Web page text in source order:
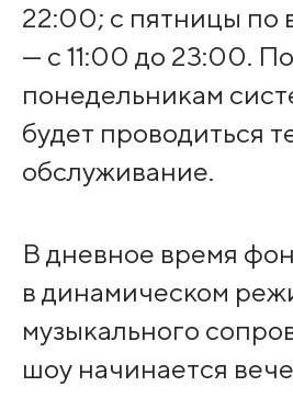
22:00; с пятницы по
— с 11:00 до 23:00. По
понедельникам
будет проводиться
обслуживание.
В дневное время
в динамическом
музыкального
шоу начинается